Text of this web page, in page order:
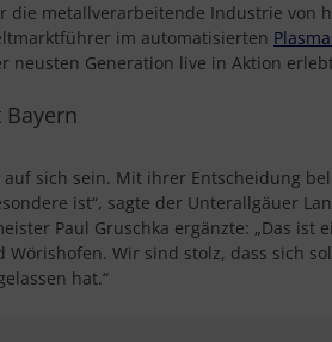
die metallverarbeitende Industrie von
im automatisierten
neusten Generation live in Aktion
sich sein. Mit ihrer Entscheidung
ist“, sagte der Unterallgäuer
Paul Gruschka ergänzte: „Das ist
Wir sind stolz, dass sich
hat.“